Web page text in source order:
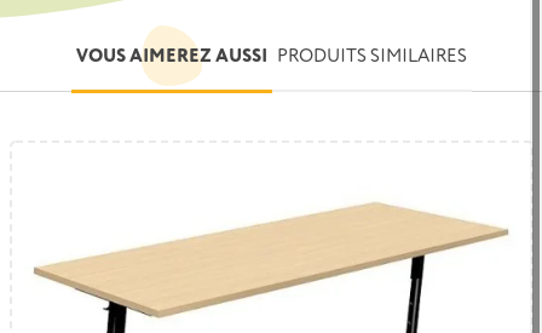
VOUS AIMEREZ AUSSI PRODUITS SIMILAIRES